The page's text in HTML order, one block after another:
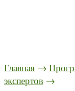
Главная →
экспертов →